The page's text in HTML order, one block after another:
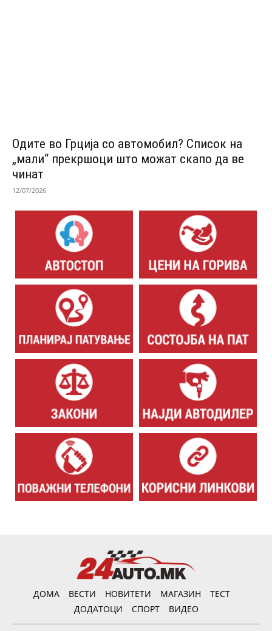
Одитe во Грција со автомобил? Список на
„мали“ прекршоци што можат скапо да ве
чинат
12/07/2026
ДОМА ВЕСТИ НОВИТЕТИ МАГАЗИН
ТЕСТ
ДОДАТОЦИ
СПОРТ ВИДЕО